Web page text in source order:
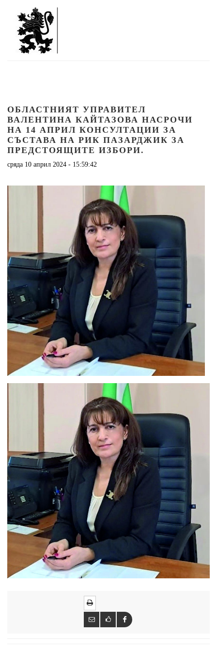
ОБЛАСТНИЯТ УПРАВИТЕЛ
ВАЛЕНТИНА КАЙТАЗОВА НАСРОЧИ
НА 14 АПРИЛ КОНСУЛТАЦИИ ЗА
СЪСТАВА НА РИК ПАЗАРДЖИК ЗА
ПРЕДСТОЯЩИТЕ ИЗБОРИ.
сряда 10 април 2024 - 15:59:42